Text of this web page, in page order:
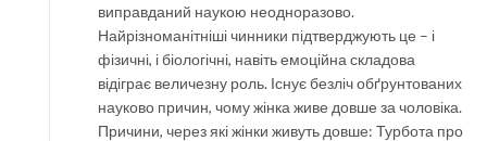
виправданий наукою неодноразово.
Найрізноманітніші чинники підтверджують це – і
фізичні, і біологічні, навіть емоційна складова
відіграє величезну роль. Існує безліч обґрунтованих
науково причин, чому жінка живе довше за чоловіка.
Причини, через які жінки живуть довше: Турбота про